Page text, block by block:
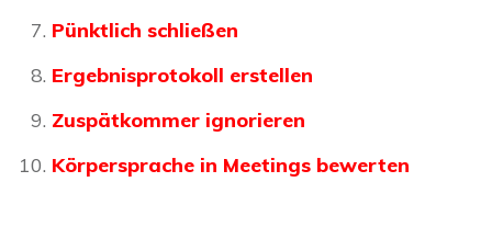
Pünktlich schließen
Ergebnisprotokoll erstellen
Zuspätkommer ignorieren
Körpersprache in Meetings bewerten